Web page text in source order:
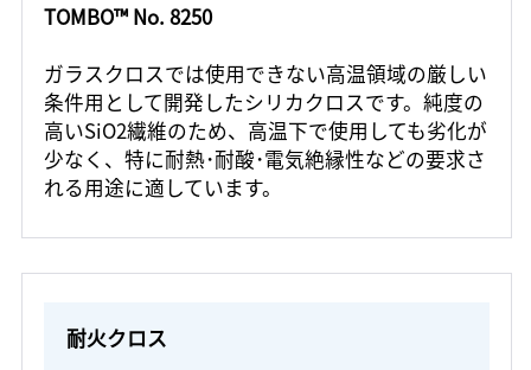
TOMBO™ No. 8250
ガラスクロスでは使用できない高温領域の厳しい
条件用として開発したシリカクロスです。純度の
高いSiO2繊維のため、高温下で使用しても劣化が
少なく、特に耐熱･耐酸･電気絶縁性などの要求さ
れる用途に適しています。
耐火クロス